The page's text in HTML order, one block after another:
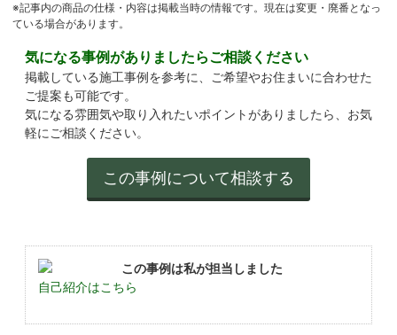
※記事内の商品の仕様・内容は掲載当時の情報です。現在は変更・廃番となっ
ている場合があります。
気になる事例がありましたらご相談ください
掲載している施工事例を参考に、ご希望やお住まいに合わせた
ご提案も可能です。
気になる雰囲気や取り入れたいポイントがありましたら、お気
軽にご相談ください。
この事例は私が担当しました
自己紹介はこちら